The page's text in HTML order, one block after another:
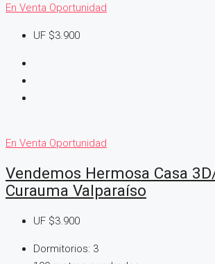
En Venta Oportunidad
UF $3.900
En Venta Oportunidad
Vendemos Hermosa Casa
Curauma Valparaíso
UF $3.900
Dormitorios: 3